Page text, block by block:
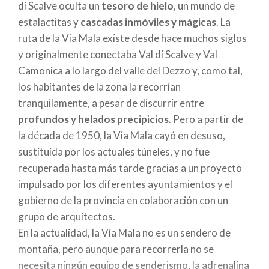
arroyo sin muchas dificultades, alternando
descensos, pasarelas y pequeños puentes.
Durante todo el recorrido, diviértete buscando los
gnomos, duendes y otras criaturas fantásticas
ocultas entre los árboles y en un pequeño laberinto.
Conoceréis al Gnomo Gnogno, a la Salamandra, al
Sabio del Bosque, a los Espíritus Cantarines y al
Homo Salvadego, que dejarán a los más pequeños
con la boca abierta. Estos fantásticos habitantes
han encontrado su lugar en el bosque gracias a
Alessandro Cortinovis, escultor de la madera, y a
muchos otros escultores y talladoresque han
trabajado la madera hasta conseguir que de la
corteza y las ramas nazcan las
esculturasque hacen que esta excursión sea única.
Cuando por fin llegues a lacasa rural Terz’Alpe
di Scalve oculta un tesoro de hielo, un mundo de
estalactitas ycascadas inmóviles y mágicas. La
ruta de la Via Mala existe desde hace muchos siglos
y originalmente conectaba Val di Scalve y Val
Camonica a lo largo del valle del Dezzo y, como tal,
los habitantes de la zona la recorrían
tranquilamente, a pesar de discurrir entre
profundos y helados precipicios. Pero a partir de
la década de 1950, la Via Mala cayó en desuso,
sustituida por los actuales túneles, y no fue
recuperada hasta más tarde gracias a un proyecto
impulsado por los diferentes ayuntamientos y el
gobierno de la provincia en colaboración con un
grupo de arquitectos.
En la actualidad, la Vía Mala no es un sendero de
montaña, pero aunque para recorrerla no se
necesita ningún equipo de senderismo, la adrenalina